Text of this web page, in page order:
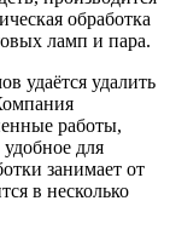
обработка
ламп и пара.
удаётся удалить
работы,
для
занимает от
в несколько